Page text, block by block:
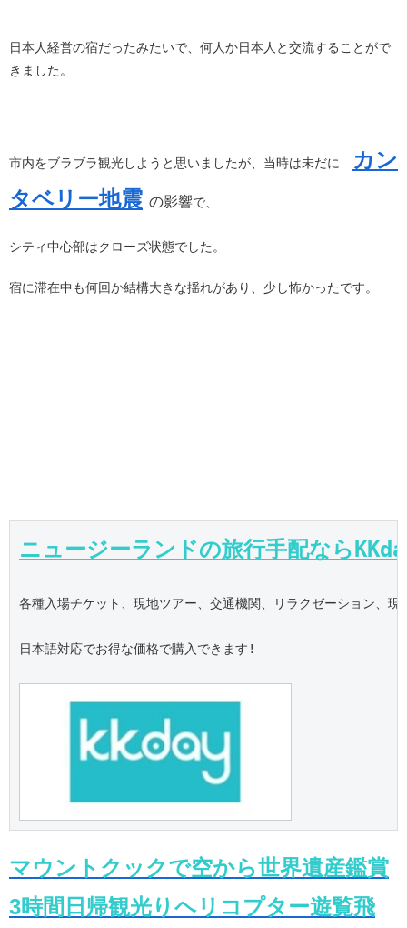
日本人経営の宿だったみたいで、何人か日本人と交流することがで
きました。
市内をブラブラ観光しようと思いましたが、当時は未だに
カン
タベリー地震 の影響で、
シティ中心部はクローズ状態でした。
宿に滞在中も何回か結構大きな揺れがあり、少し怖かったです。
ニュージーランドの旅行手配なら
各種入場チケット、現地ツアー、交通機関、リラクゼーション、現
日本語対応でお得な価格で購入できます!
マウントクックで空から世界遺産鑑賞
3時間日帰観光りヘリコプター遊覧飛